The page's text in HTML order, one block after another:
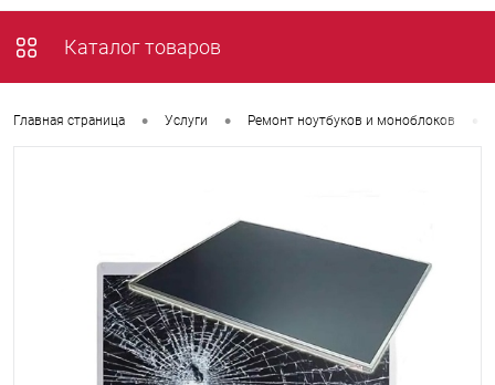
Каталог товаров
Главная страница • Услуги • Ремонт ноутбуков и моноблоков